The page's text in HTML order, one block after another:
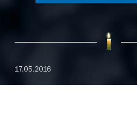
17.05.2016